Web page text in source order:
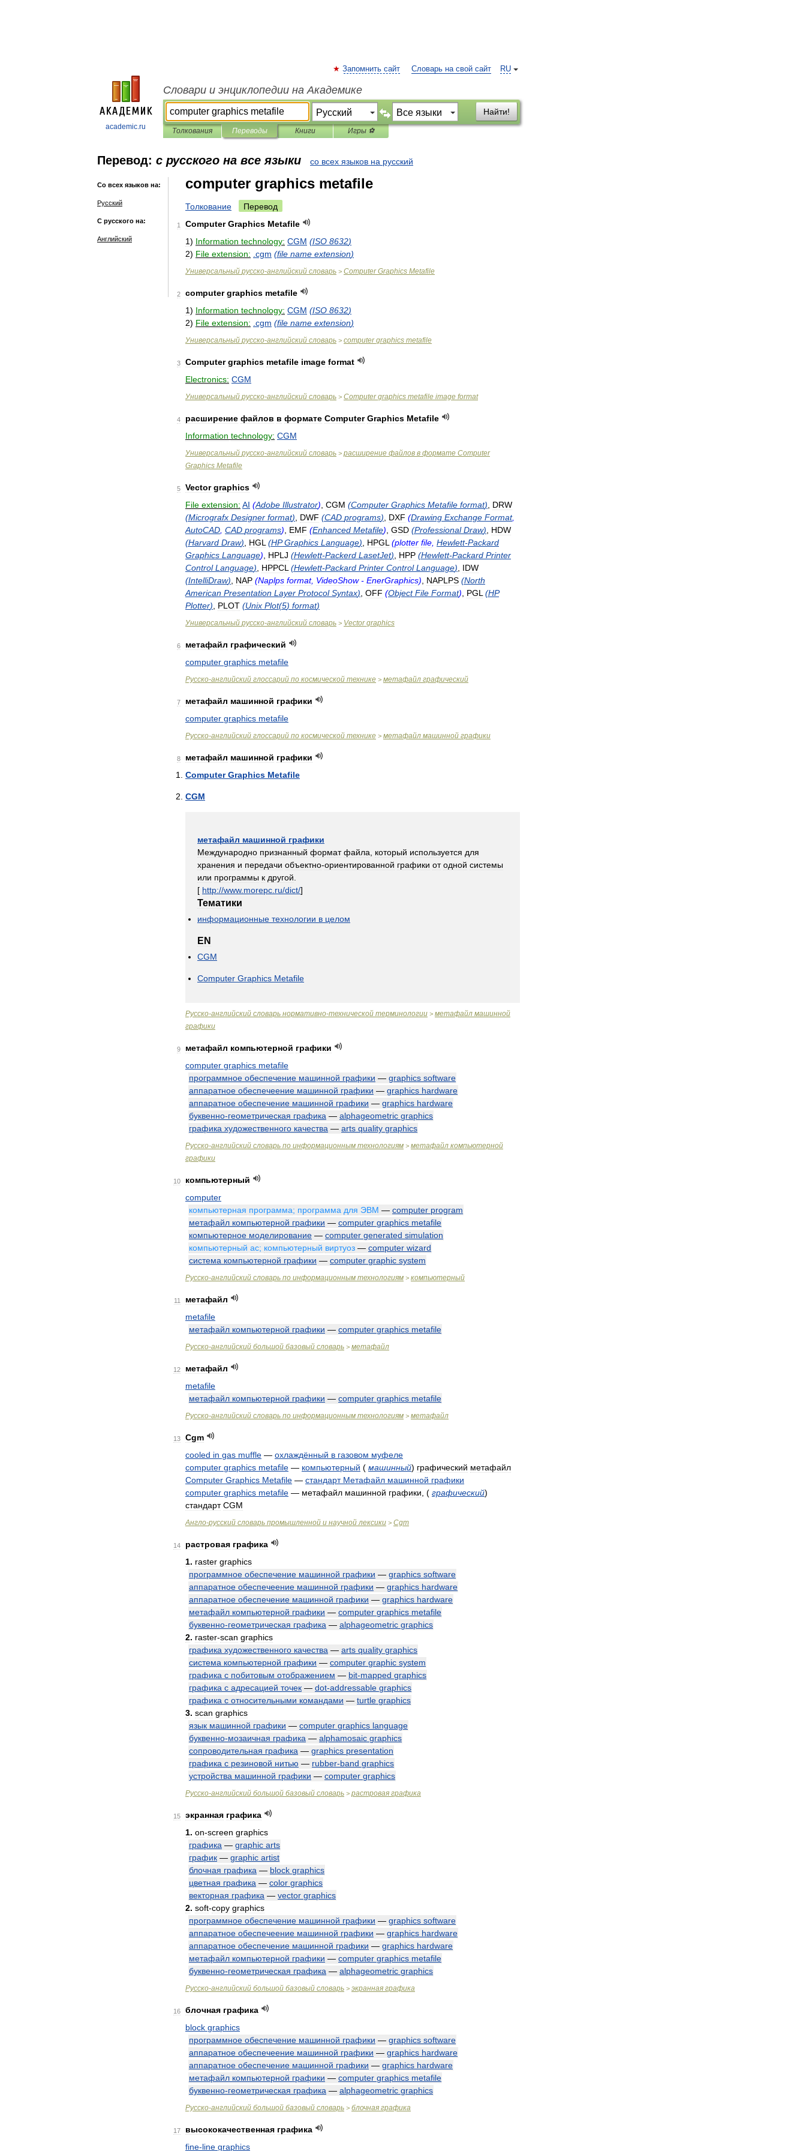
academic.ru
RU
Запомнить сайт Словарь на свой сайт
Словари и энциклопедии на Академике
Найти!
Толкования Переводы Книги Игры ⚽
Перевод: с русского на все языки со всех языков на русский
Со всех языков на:
Русский
С русского на:
Английский
computer graphics metafile
Толкование Перевод
1 Computer Graphics Metafile
1) Information technology: CGM (ISO 8632)
2) File extension: cgm (file name extension)
Универсальный русско-английский словарь > Computer Graphics Metafile
2 computer graphics metafile
1) Information technology: CGM (ISO 8632)
2) File extension: cgm (file name extension)
Универсальный русско-английский словарь > computer graphics metafile
3 Computer graphics metafile image format
Electronics: CGM
Универсальный русско-английский словарь > Computer graphics metafile image format
4 расширение файлов в формате Computer Graphics Metafile
Information technology: CGM
Универсальный русско-английский словарь > расширение файлов в формате Computer
Graphics Metafile
5 Vector graphics
File extension: AI (Adobe Illustrator) CGM (Computer Graphics Metafile format)
DRW
(Micrografx Designer format) DWF (CAD programs) DXF (Drawing Exchange Format,
AutoCAD CAD programs) EMF (Enhanced Metafile) GSD (Professional Draw)
HDW
(Harvard Draw) HGL (HP Graphics Language) HPGL (plotter file Hewlett-Packard
Graphics Language) HPLJ (Hewlett-Packerd LasetJet) HPP (Hewlett-Packard Printer
Control Language) HPPCL (Hewlett-Packard Printer Control Language)
IDW
(IntelliDraw) NAP (Naplps format, VideoShow- EnerGraphics) NAPLPS (North
American Presentation Layer Protocol Syntax) OFF (Object File Format) PGL (HP
Plotter) PLOT (Unix Plot(5) format)
Универсальный русско-английский словарь > Vector graphics
6 метафайл графический
computer graphics metafile
Русско-английский глоссарий по космической технике > метафайл графический
7 метафайл машинной графики
computer graphics metafile
Русско-английский глоссарий по космической технике > метафайл машинной графики
8 метафайл машинной графики
Computer Graphics Metafile
CGM
метафайл машинной графики
Международно признанный формат файла который используется для
хранения и передачи объектно-ориентированной графики от одной системы
или программы к другой
[ http://www. morepc ru/dict/]
Тематики
информационные технологии в целом
EN
CGM
Computer Graphics Metafile
Русско-английский словарь нормативно-технической терминологии > метафайл машинной
графики
9 метафайл компьютерной графики
computer graphics metafile
программное обеспечение машинной графики — graphics software
аппаратное обеспечеение машинной графики — graphics hardware
аппаратное обеспечение машинной графики — graphics hardware
буквенно-геометрическая графика — alphageometric graphics
графика художественного качества — arts quality graphics
Русско-английский словарь по информационным технологиям > метафайл компьютерной
графики
10
компьютерный
computer
компьютерная программа; программа для ЭВМ — computer program
метафайл компьютерной графики — computer graphics metafile
компьютерное моделирование — computer generated simulation
компьютерный ас; компьютерный виртуоз — computer wizard
система компьютерной графики — computer graphic system
Русско-английский словарь по информационным технологиям > компьютерный
11
метафайл
metafile
метафайл компьютерной графики — computer graphics metafile
Русско-английский большой базовый словарь > метафайл
12
метафайл
metafile
метафайл компьютерной графики — computer graphics metafile
Русско-английский словарь по информационным технологиям > метафайл
13
Cgm
cooled in gas muffle — охлаждённый в газовом муфеле
computer graphics metafile — компьютерный ( машинный) графический метафайл
Computer Graphics Metafile — стандарт Метафайл машинной графики
computer graphics metafile — метафайл машинной графики ( графический)
стандарт CGM
Англо-русский словарь промышленной и научной лексики > Cgm
14 растровая графика
1. raster graphics
программное обеспечение машинной графики — graphics software
аппаратное обеспечеение машинной графики — graphics hardware
аппаратное обеспечение машинной графики — graphics hardware
метафайл компьютерной графики — computer graphics metafile
буквенно-геометрическая графика — alphageometric graphics
2. raster-scan graphics
графика художественного качества — arts quality graphics
система компьютерной графики — computer graphic system
графика с побитовым отображением — bit-mapped graphics
графика с адресацией точек — dot-addressable graphics
графика с относительными командами — turtle graphics
3. scan graphics
язык машинной графики — computer graphics language
буквенно-мозаичная графика — alphamosaic graphics
сопроводительная графика — graphics presentation
графика с резиновой нитью — rubber-band graphics
устройства машинной графики — computer graphics
Русско-английский большой базовый словарь > растровая графика
15 экранная графика
1. on-screen graphics
графика — graphic arts
график — graphic artist
блочная графика — block graphics
цветная графика — color graphics
векторная графика — vector graphics
2. soft-copy graphics
программное обеспечение машинной графики — graphics software
аппаратное обеспечеение машинной графики — graphics hardware
аппаратное обеспечение машинной графики — graphics hardware
метафайл компьютерной графики — computer graphics metafile
буквенно-геометрическая графика — alphageometric graphics
Русско-английский большой базовый словарь > экранная графика
16 блочная графика
block graphics
программное обеспечение машинной графики — graphics software
аппаратное обеспечеение машинной графики — graphics hardware
аппаратное обеспечение машинной графики — graphics hardware
метафайл компьютерной графики — computer graphics metafile
буквенно-геометрическая графика — alphageometric graphics
Русско-английский большой базовый словарь > блочная графика
17 высококачественная графика
fine-line graphics